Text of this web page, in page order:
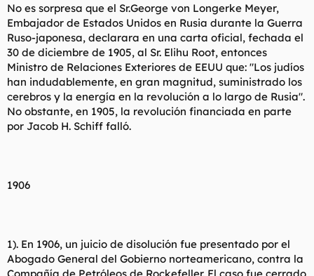
No es sorpresa que el Sr.George von Longerke Meyer,
Embajador de Estados Unidos en Rusia durante la Guerra
Ruso-japonesa, declarara en una carta oficial, fechada el
30 de diciembre de 1905, al Sr. Elihu Root, entonces
Ministro de Relaciones Exteriores de EEUU que: "Los judíos
han indudablemente, en gran magnitud, suministrado los
cerebros y la energía en la revolución a lo largo de Rusia".
No obstante, en 1905, la revolución financiada en parte
por Jacob H. Schiff falló.
1906
1). En 1906, un juicio de disolución fue presentado por el
Abogado General del Gobierno norteamericano, contra la
Compañía de Petróleos de Rockefeller. El caso fue cerrado